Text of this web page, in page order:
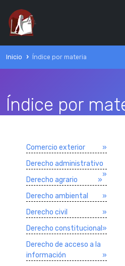
Inicio Índice por materia
Índice por
Comercio exterior
»
Derecho administrativo
»
Derecho agrario
»
Derecho ambiental
»
Derecho civil
»
Derecho constitucional »
Derecho de acceso a la
información
»